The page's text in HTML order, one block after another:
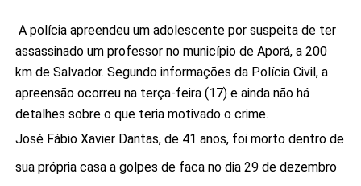
A polícia apreendeu um adolescente por suspeita de ter
assassinado um professor no município de Aporá, a 200
km de Salvador. Segundo informações da Polícia Civil, a
apreensão ocorreu na terça-feira (17) e ainda não há
detalhes sobre o que teria motivado o crime.
José Fábio Xavier Dantas, de 41 anos, foi morto dentro de
sua própria casa a golpes de faca no dia 29 de dezembro